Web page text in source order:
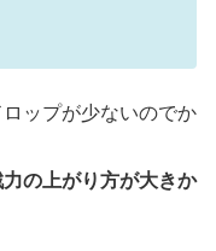
ップが少ないのでか
の上がり方が大きか